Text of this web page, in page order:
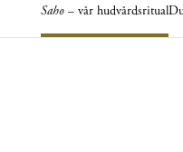
Saho – vår hudvårdsritual